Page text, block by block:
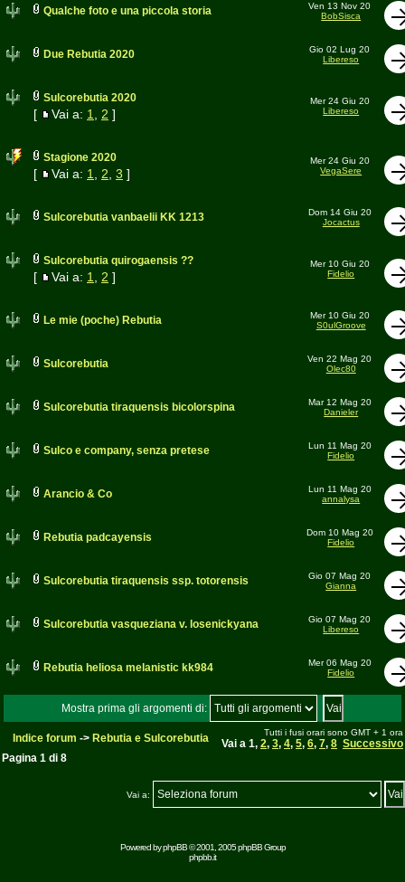
Qualche foto e una piccola storia
Ven 13 Nov 20
BobSisca
Due Rebutia 2020
Gio 02 Lug 20
Libereso
Sulcorebutia 2020
[ Vai a: 1 2 ]
Mer 24 Giu 20
Libereso
Stagione 2020
[ Vai a: 1 2 3 ]
Mer 24 Giu 20
VegaSere
Sulcorebutia vanbaelii KK 1213
Dom 14 Giu 20
Jocactus
Sulcorebutia quirogaensis ??
[ Vai a: 1 2 ]
Mer 10 Giu 20
Fidelio
Le mie (poche) Rebutia
Mer 10 Giu 20
S0ulGroove
Sulcorebutia
Ven 22 Mag 20
Olec80
Sulcorebutia tiraquensis bicolorspina
Mar 12 Mag 20
Danieler
Sulco e company, senza pretese
Lun 11 Mag 20
Fidelio
Arancio & Co
Lun 11 Mag 20
annalysa
Rebutia padcayensis
Dom 10 Mag 20
Fidelio
Sulcorebutia tiraquensis ssp. totorensis
Gio 07 Mag 20
Gianna
Sulcorebutia vasqueziana v. losenickyana
Gio 07 Mag 20
Libereso
Rebutia heliosa melanistic kk984
Mer 06 Mag 20
Fidelio
Mostra prima gli argomenti di:
Indice forum -> Rebutia e Sulcorebutia Tutti i fusi orari sono GMT + 1 ora
Vai a 1, 2, 3, 4, 5, 6, 7, 8 Successivo
Pagina 1 di 8
Vai a:
Powered byphpBB© 2001, 2005 phpBB Group
phpbb.it